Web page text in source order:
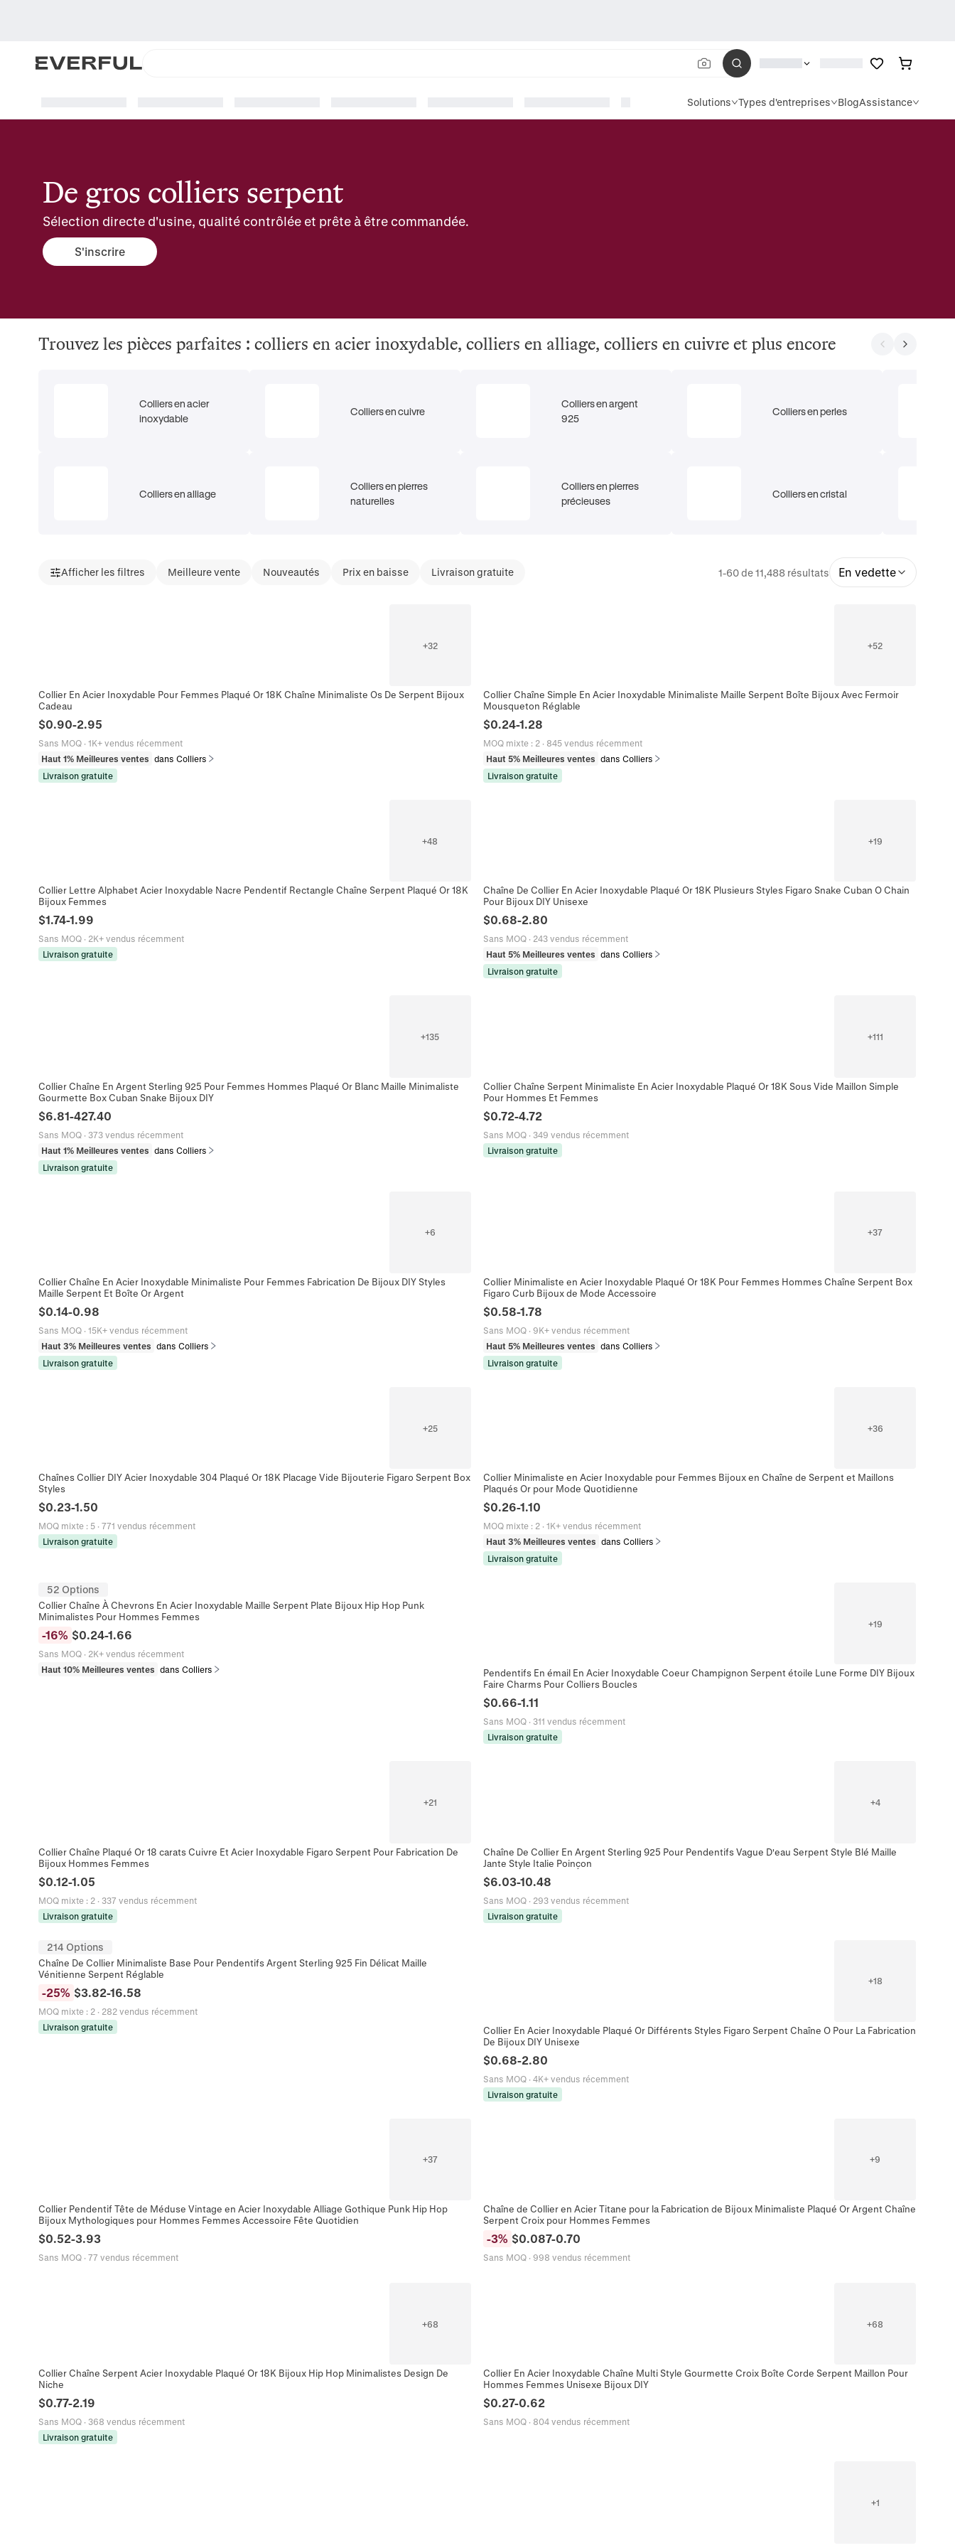
Solutions Types d'entreprises BlogAssistance
De gros colliers serpent
Sélection directe d'usine, qualité contrôlée et prête à être commandée.
S'inscrire
Trouvez les pièces parfaites : colliers en acier inoxydable, colliers en alliage, colliers en cuivre et plus encore
Colliers en acier
inoxydable
Colliers en alliage
Colliers en cuivre
Colliers en pierres
naturelles
Colliers en argent
925
Colliers en pierres
précieuses
Colliers en perles
Colliers en cristal
Afficher les filtres Meilleure vente Nouveautés Prix en baisse Livraison gratuite 1-60 de 11,488 résultats En vedette
+32
Collier En Acier Inoxydable Pour Femmes Plaqué Or 18K Chaîne Minimaliste Os De Serpent Bijoux
Cadeau
$0.90-2.95
Sans MOQ· 1K+ vendus récemment
Haut 1% Meilleures ventes dans Colliers
Livraison gratuite
+52
Collier Chaîne Simple En Acier Inoxydable Minimaliste Maille Serpent Boîte Bijoux Avec Fermoir
Mousqueton Réglable
$0.24-1.28
MOQ mixte : 2 · 845 vendus récemment
Haut 5% Meilleures ventes dans Colliers
Livraison gratuite
+48
Collier Lettre Alphabet Acier Inoxydable Nacre Pendentif Rectangle Chaîne Serpent Plaqué Or 18K
Bijoux Femmes
$1.74-1.99
Sans MOQ· 2K+ vendus récemment
Livraison gratuite
+19
Chaîne De Collier En Acier Inoxydable Plaqué Or 18K Plusieurs Styles Figaro Snake Cuban O Chain
Pour Bijoux DIY Unisexe
$0.68-2.80
Sans MOQ · 243 vendus récemment
Haut 5% Meilleures ventes dans Colliers
Livraison gratuite
+135
Collier Chaîne En Argent Sterling 925 Pour Femmes Hommes Plaqué Or Blanc Maille Minimaliste
Gourmette Box Cuban Snake Bijoux DIY
$6.81-427.40
Sans MOQ· 373 vendus récemment
Haut 1% Meilleures ventes dans Colliers
Livraison gratuite
+111
Collier Chaîne Serpent Minimaliste En Acier Inoxydable Plaqué Or 18K Sous Vide Maillon Simple
Pour Hommes Et Femmes
$0.72-4.72
Sans MOQ · 349 vendus récemment
Livraison gratuite
+6
Collier Chaîne En Acier Inoxydable Minimaliste Pour Femmes Fabrication De Bijoux DIY Styles
Maille Serpent Et Boîte Or Argent
$0.14-0.98
Sans MOQ· 15K+ vendus récemment
Haut 3% Meilleures ventes dans Colliers
Livraison gratuite
+37
Collier Minimaliste en Acier Inoxydable Plaqué Or 18K Pour Femmes Hommes Chaîne Serpent Box
Figaro Curb Bijoux de Mode Accessoire
$0.58-1.78
Sans MOQ · 9K+ vendus récemment
Haut 5% Meilleures ventes dans Colliers
Livraison gratuite
+25
Chaînes Collier DIY Acier Inoxydable 304 Plaqué Or 18K Placage Vide Bijouterie Figaro Serpent Box
Styles
$0.23-1.50
MOQ mixte: 5· 771 vendus récemment
Livraison gratuite
+36
Collier Minimaliste en Acier Inoxydable pour Femmes Bijoux en Chaîne de Serpent et Maillons
Plaqués Or pour Mode Quotidienne
$0.26-1.10
MOQ mixte : 2 · 1K+ vendus récemment
Haut 3% Meilleures ventes dans Colliers
Livraison gratuite
52 Options
Collier Chaîne À Chevrons En Acier Inoxydable Maille Serpent Plate Bijoux Hip Hop Punk
Minimalistes Pour Hommes Femmes
-16% $0.24-1.66
Sans MOQ· 2K+ vendus récemment
Haut 10% Meilleures ventes dans Colliers
+19
Pendentifs En émail En Acier Inoxydable Coeur Champignon Serpent étoile Lune Forme DIY Bijoux
Faire Charms Pour Colliers Boucles
$0.66-1.11
Sans MOQ · 311 vendus récemment
Livraison gratuite
+21
Collier Chaîne Plaqué Or 18 carats Cuivre Et Acier Inoxydable Figaro Serpent Pour Fabrication De
Bijoux Hommes Femmes
$0.12-1.05
MOQ mixte: 2· 337 vendus récemment
Livraison gratuite
+4
Chaîne De Collier En Argent Sterling 925 Pour Pendentifs Vague D'eau Serpent Style Blé Maille
Jante Style Italie Poinçon
$6.03-10.48
Sans MOQ · 293 vendus récemment
Livraison gratuite
214 Options
Chaîne De Collier Minimaliste Base Pour Pendentifs Argent Sterling 925 Fin Délicat Maille
Vénitienne Serpent Réglable
-25% $3.82-16.58
MOQ mixte: 2· 282 vendus récemment
Livraison gratuite
+18
Collier En Acier Inoxydable Plaqué Or Différents Styles Figaro Serpent Chaîne O Pour La Fabrication
De Bijoux DIY Unisexe
$0.68-2.80
Sans MOQ · 4K+ vendus récemment
Livraison gratuite
+37
Collier Pendentif Tête de Méduse Vintage en Acier Inoxydable Alliage Gothique Punk Hip Hop
Bijoux Mythologiques pour Hommes Femmes Accessoire Fête Quotidien
$0.52-3.93
Sans MOQ· 77 vendus récemment
+9
Chaîne de Collier en Acier Titane pour la Fabrication de Bijoux Minimaliste Plaqué Or Argent Chaîne
Serpent Croix pour Hommes Femmes
-3% $0.087-0.70
Sans MOQ · 998 vendus récemment
+68
Collier Chaîne Serpent Acier Inoxydable Plaqué Or 18K Bijoux Hip Hop Minimalistes Design De
Niche
$0.77-2.19
Sans MOQ· 368 vendus récemment
Livraison gratuite
+68
Collier En Acier Inoxydable Chaîne Multi Style Gourmette Croix Boîte Corde Serpent Maillon Pour
Hommes Femmes Unisexe Bijoux DIY
$0.27-0.62
Sans MOQ · 804 vendus récemment
+1